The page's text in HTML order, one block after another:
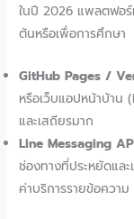
ในปี 2026 แพลตฟอร์
ต้นหรือเพื่อการศึกษา
GitHub Pages /
หรือเว็บแอปหน้าบ้าน
และเสถียรมาก
Line Messaging
ช่องทางที่ประหยัดแล
ค่าบริการรายข้อความ